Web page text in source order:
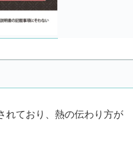
れており、熱の伝わり方が